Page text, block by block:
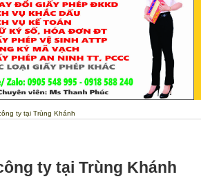
ty tại Trùng Khánh
ty tại Trùng Khánh